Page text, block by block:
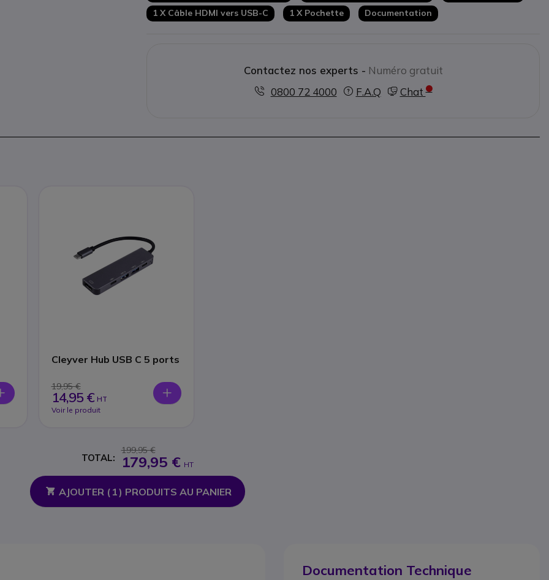
1 X Câble HDMI vers USB-C
1 X Pochette Documentation
Contactez nos experts - Numéro gratuit
0800 72 4000
F.A.Q Chat
Cleyver Hub USB C 5 ports
19,95 €
14,95 € HT
Voir le produit
TOTAL:
199,95 €
179,95 € HT
AJOUTER ( 1) PRODUITS AU PANIER
Documentation Technique